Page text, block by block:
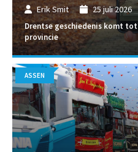
Erik Smit 25 juli 2026
Drentse geschiedenis komt
provincie
ASSEN